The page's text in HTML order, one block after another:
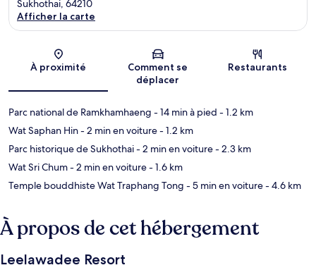
Sukhothai, 64210
Afficher la carte
À proximité
Comment se
déplacer
Restaurants
Parc national de Ramkhamhaeng - 14 min à pied - 1.2 km
Wat Saphan Hin- 2 min en voiture- 1.2 km
Parc historique de Sukhothai- 2 min en voiture- 2.3 km
Wat Sri Chum- 2 min en voiture- 1.6 km
Temple bouddhiste Wat Traphang Tong - 5 min en voiture- 4.6 km
À propos de cet hébergement
Leelawadee Resort